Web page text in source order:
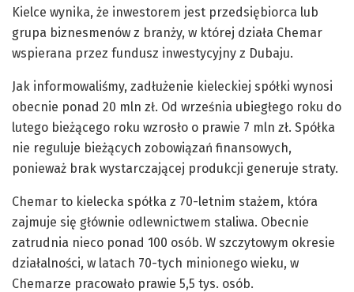
Kielce wynika, że inwestorem jest przedsiębiorca lub
grupa biznesmenów z branży, w której działa Chemar
wspierana przez fundusz inwestycyjny z Dubaju.
Jak informowaliśmy, zadłużenie kieleckiej spółki wynosi
obecnie ponad 20 mln zł. Od września ubiegłego roku do
lutego bieżącego roku wzrosło o prawie 7 mln zł. Spółka
nie reguluje bieżących zobowiązań finansowych,
ponieważ brak wystarczającej produkcji generuje straty.
Chemar to kielecka spółka z 70-letnim stażem, która
zajmuje się głównie odlewnictwem staliwa. Obecnie
zatrudnia nieco ponad 100 osób. W szczytowym okresie
działalności, w latach 70-tych minionego wieku, w
Chemarze pracowało prawie 5,5 tys. osób.